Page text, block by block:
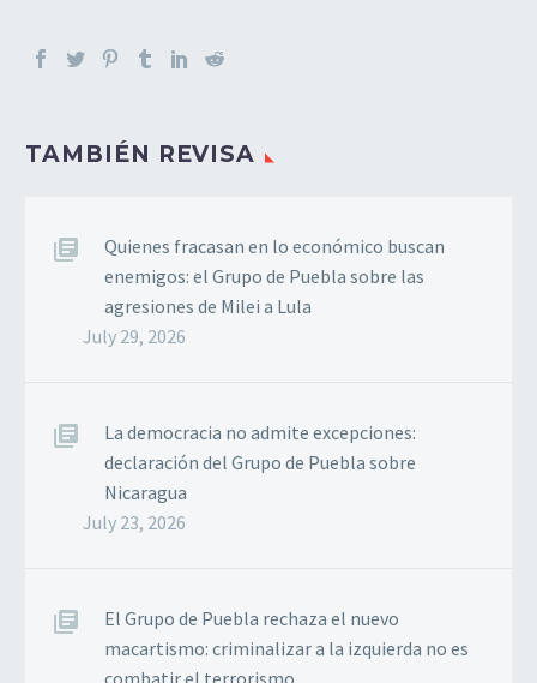
TAMBIÉN REVISA
Quienes fracasan en lo económico buscan
enemigos: el Grupo de Puebla sobre las
agresiones de Milei a Lula
July 29, 2026
La democracia no admite excepciones:
declaración del Grupo de Puebla sobre
Nicaragua
July 23, 2026
El Grupo de Puebla rechaza el nuevo
macartismo: criminalizar a la izquierda no es